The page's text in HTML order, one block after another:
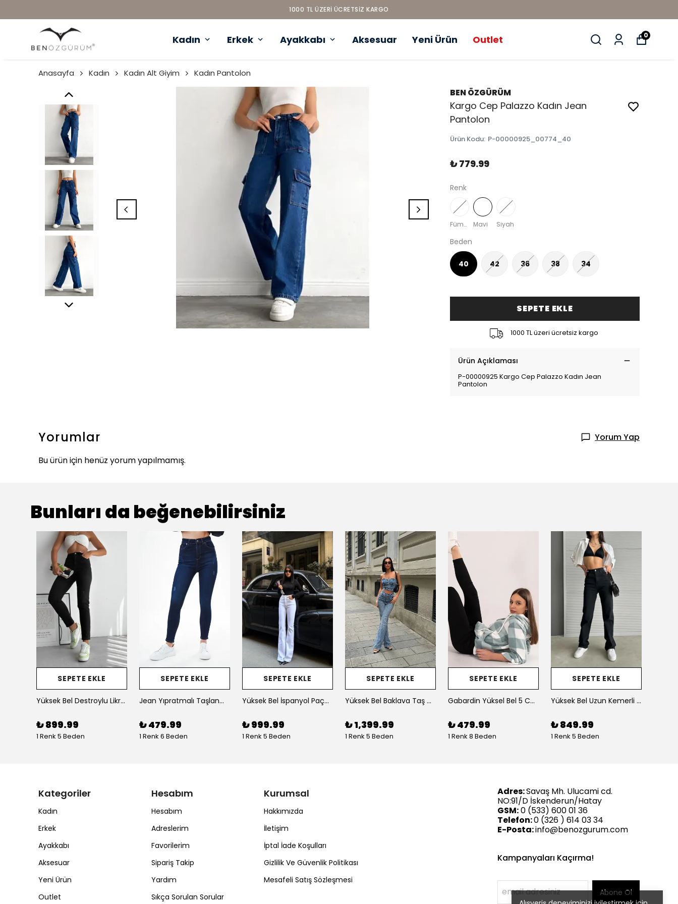
1000 TL ÜZERI ÜCRETSIZ KARGO
Kadın Erkek Ayakkabı Aksesuar Yeni Ürün Outlet 0
Anasayfa Kadın Kadın Alt Giyim Kadın Pantolon
BEN ÖZGÜRÜM
Kargo Cep Palazzo Kadın Jean
Pantolon
Ürün Kodu: P-00000925_00774_40
₺ 779.99
Renk
Füme - Kar Yıkama Mavi Siyah
Beden
40 42 36 38 34
SEPETE EKLE
1000 TL üzeri ücretsiz kargo
Ürün Açıklaması
P-00000925 Kargo Cep Palazzo Kadın Jean
Pantolon
Yorumlar
Yorum Yap
Bu ürün için henüz yorum yapılmamış.
Bunları da beğenebilirsiniz
SEPETE EKLE
Yüksek Bel Destroylu Likralı Kadın Mom Jean Pantolon
₺ 899.99
1 Renk 5 Beden
SEPETE EKLE
Jean Yıpratmalı Taşlanmış Dar Paca Kadın Jean Pantolon
₺ 479.99
1 Renk 6 Beden
SEPETE EKLE
Yüksek Bel İspanyol Paça Kadın Jean Pantolon
₺ 999.99
1 Renk 5 Beden
SEPETE EKLE
Yüksek Bel Baklava Taş Detay Likralı Palazzo Kadın Jean Pantolon
₺ 1,399.99
1 Renk 5 Beden
SEPETE EKLE
Gabardin Yüksel Bel 5 Cep Düz Renk Dar Paça Kadın Pantolon
₺ 479.99
1 Renk 8 Beden
SEPETE EKLE
Yüksek Bel Uzun Kemerli Likralı Boru Paça Kadın Jean Pantolon
₺ 849.99
1 Renk 5 Beden
Kategoriler
Kadın
Erkek
Ayakkabı
Aksesuar
Yeni Ürün
Outlet
Hesabım
Hesabım
Adreslerim
Favorilerim
Sipariş Takip
Yardım
Sıkça Sorulan Sorular
Kurumsal
Hakkımızda
İletişim
İptal İade Koşulları
Gizlilik Ve Güvenlik Politikası
Mesafeli Satış Sözleşmesi
Adres:Savaş Mh. Ulucami cd.
NO:91/D İskenderun/Hatay
GSM:0 (533) 600 01 36
Telefon:0 (326 ) 614 03 34
E-Posta:info@benozgurum.com
Kampanyaları Kaçırma!
Abone Ol